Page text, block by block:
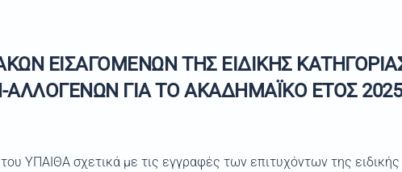
ΕΙΣΑΓΟΜΕΝΩΝ ΤΗΣ ΕΙΔΙΚΗΣ
ΓΙΑ ΤΟ ΑΚΑΔΗΜΑΪΚΟ ΕΤΟΣ
ΥΠΑΙΘΑ σχετικά με τις εγγραφές των επιτυχόντων της ειδικής